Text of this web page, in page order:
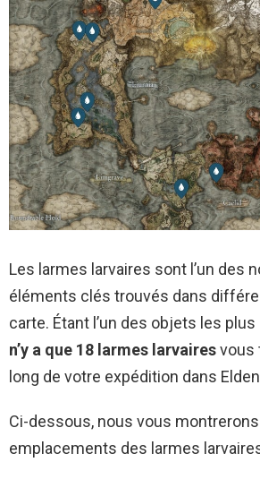
Les larmes larvaires sont l’un des
éléments clés trouvés dans
carte. Étant l’un des objets les plus
n’y a que 18 larmes larvairesvous
long de votre expédition dans
Ci-dessous, nous vous
emplacements des larmes